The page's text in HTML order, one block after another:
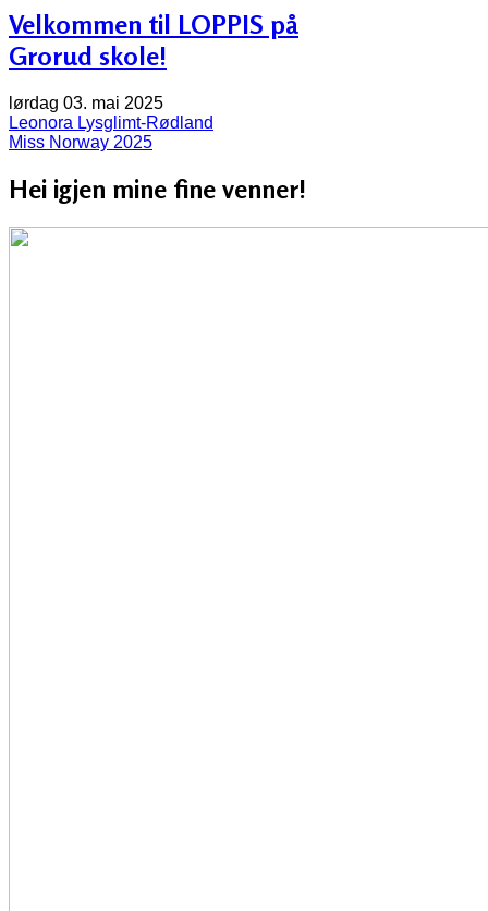
Velkommen til LOPPIS på
Grorud skole!
lørdag 03. mai 2025
Leonora Lysglimt-Rødland
Miss Norway 2025
Hei igjen mine fine venner!